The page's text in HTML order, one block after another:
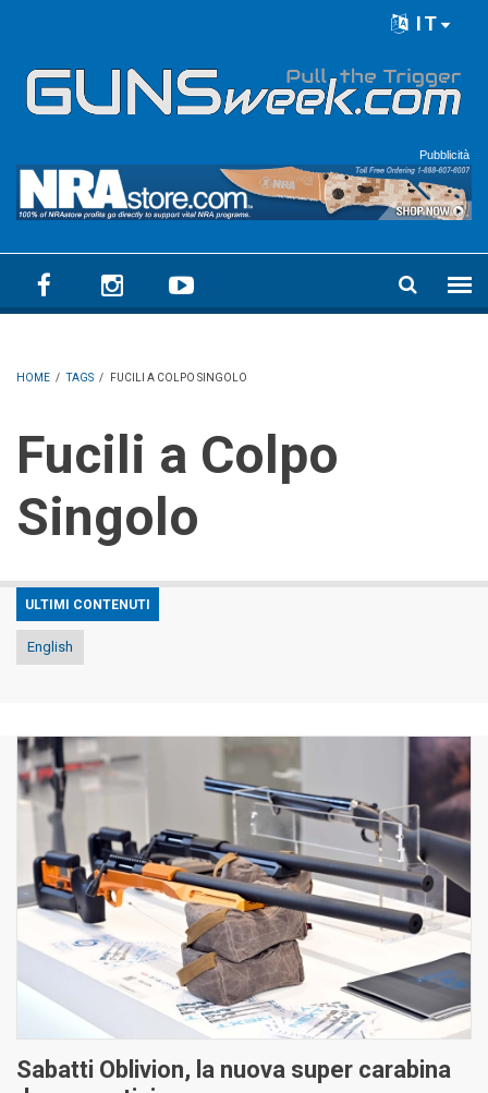
IT
Pubblicità
HOME / TAGS / FUCILI A COLPO SINGOLO
Fucili a Colpo
Singolo
ULTIMI CONTENUTI
English
Sabatti Oblivion, la nuova super carabina